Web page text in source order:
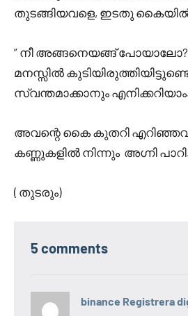
തുടങ്ങിയവളെ, ഇടതു കൈയിൽ
” നീ അങ്ങനെയങ്ങ് പോയാലോ?
മനസ്സിൽ
സ്വന്തമാക്കാനും എനിക്കറിയാം.
അവന്റെ കൈ കുതറി
കണ്ണുകളിൽ നിന്നും അഗ്നി
( തുടരും)
5 comments
binance Registrera